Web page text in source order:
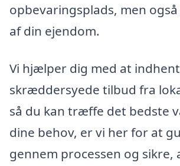
opbevaringsplads, men
af din ejendom.
Vi hjælper dig med at
skræddersyede tilbud fra
så du kan træffe det bedste
dine behov, er vi her for at
gennem processen og